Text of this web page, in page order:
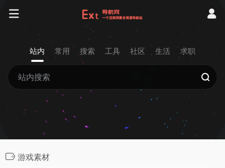
站内 常用 搜索 工具 社区 生活 求职
游戏素材